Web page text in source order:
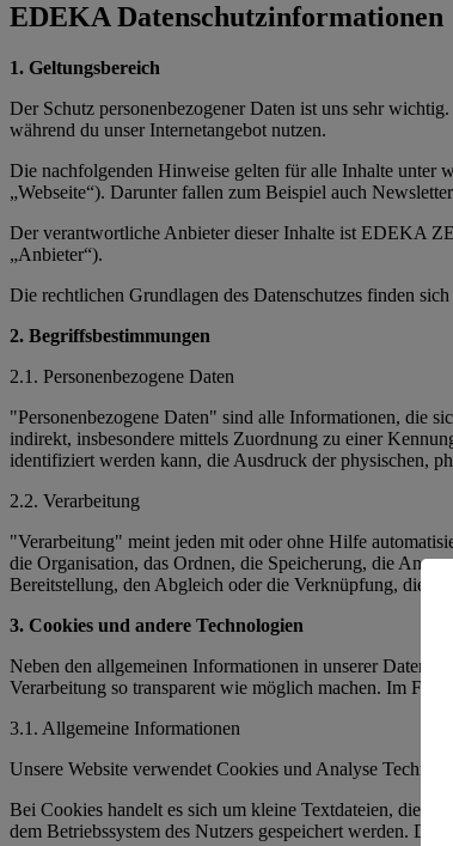
EDEKA Datenschutzinformationen
1. Geltungsbereich
Der Schutz personenbezogener Daten ist uns sehr
während du unser Internetangebot nutzen.
Die nachfolgenden Hinweise gelten für alle Inhalte unter
„Webseite“). Darunter fallen zum Beispiel auch
Der verantwortliche Anbieter dieser Inhalte ist EDEKA
„Anbieter“).
Die rechtlichen Grundlagen des Datenschutzes finden
2. Begriffsbestimmungen
2.1. Personenbezogene Daten
"Personenbezogene Daten" sind alle Informationen, die
indirekt, insbesondere mittels Zuordnung zu einer
identifiziert werden kann, die Ausdruck der physischen,
2.2. Verarbeitung
"Verarbeitung" meint jeden mit oder ohne Hilfe
die Organisation, das Ordnen, die Speicherung, die
Bereitstellung, den Abgleich oder die Verknüpfung, die
3. Cookies und andere Technologien
Neben den allgemeinen Informationen in unserer
Verarbeitung so transparent wie möglich machen. Im
3.1. Allgemeine Informationen
Unsere Website verwendet Cookies und Analyse
Bei Cookies handelt es sich um kleine Textdateien, die
dem Betriebssystem des Nutzers gespeichert werden.